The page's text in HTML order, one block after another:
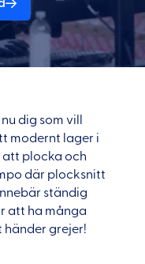
dig som vill
modernt lager i
att plocka och
där plocksnitt
ständig
att ha många
händer grejer!